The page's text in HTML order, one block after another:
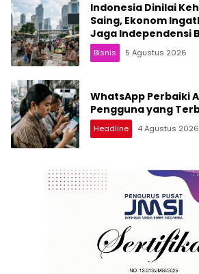
Indonesia Dinilai
Saing, Ekonom
Jaga Independensi
Bisnis 5 Agustus 2026
WhatsApp Perbaiki
Pengguna yang
Headline 4 Agustus 2026